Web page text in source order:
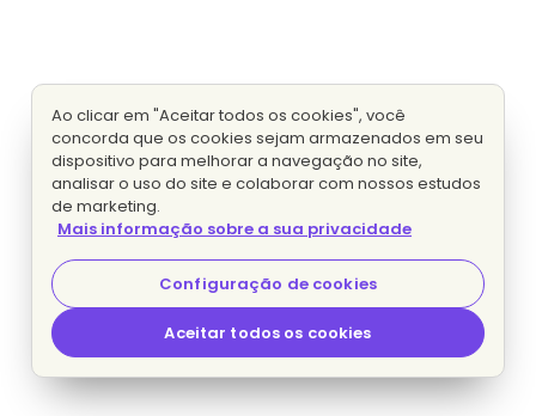
Ao clicar em "Aceitar todos os cookies", você
concorda que os cookies sejam armazenados em seu
dispositivo para melhorar a navegação no site,
analisar o uso do site e colaborar com nossos estudos
de marketing.
Mais informação sobre a sua privacidade
Configuração de cookies
Aceitar todos os cookies